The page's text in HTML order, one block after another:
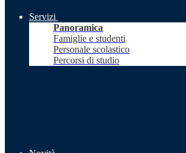
Servizi
Panoramica
Famiglie e studenti
Personale scolastico
Percorsi di studio